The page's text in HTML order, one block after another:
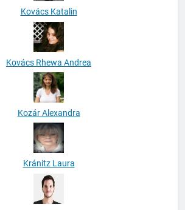
Kovács Katalin
Kovács Rhewa Andrea
Kozár Alexandra
Kránitz Laura